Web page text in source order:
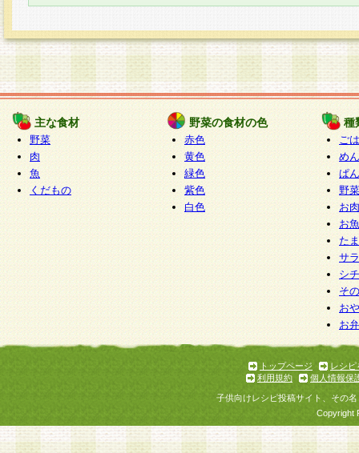
てその効力を生じるものとします。
4.本規約は、会員登録希望者による会員登録手続
の当社による会員登録の承認が完了した時点で会
たものとみなされ、会員に対して適用されるもの
5.当社がお聞きする個人情報は、すべて会員登録
で提 供いただいたものと考えております。従っ
自らの個人情報の提供を希望されない場合には、
をお預かりいたしません が、提供されないこと
商品やサービス等をご利用いただけない場合があ
了承ください。
6.当社は、お客様から当社が保有している個人情
加・ 利用停止等を求められた場合には、ご本人
て確認できた場合に限り、法令に準拠して合理的
いただきます。なお、開示 請求等の請求先は個
ります。
1.会員とは、本規約等を承諾のうえ、当社所定の
了し、当社が承認した者、グループとします。な
が以下に該当する場合は会員登録をすることがで
主な食材
野菜
肉
魚
くだもの
野菜の食材の色
赤色
黄色
緑色
紫色
白色
種
ご
めん
ぱん
野
お
お
た
サ
シ
そ
お
お
トップページ
レシピ
利用規約
個人情報保
子供向けレシピ投稿サイト、その
Copyright